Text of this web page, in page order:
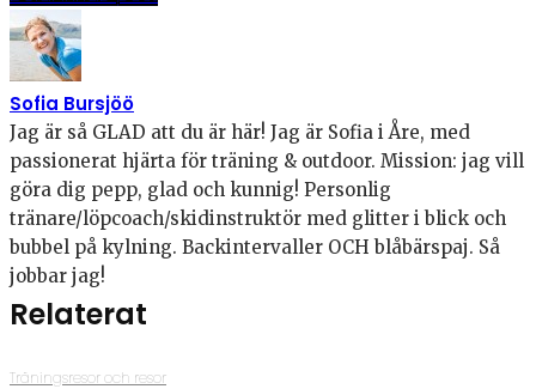
Sofia Bursjöö
Jag är så GLAD att du är här! Jag är Sofia i Åre, med
passionerat hjärta för träning & outdoor. Mission: jag vill
göra dig pepp, glad och kunnig! Personlig
tränare/löpcoach/skidinstruktör med glitter i blick och
bubbel på kylning. Backintervaller OCH blåbärspaj. Så
jobbar jag!
Relaterat
Träningsresor och resor